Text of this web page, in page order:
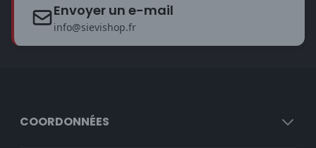
Envoyer un e-mail
info@sievishop.fr
COORDONNÉES